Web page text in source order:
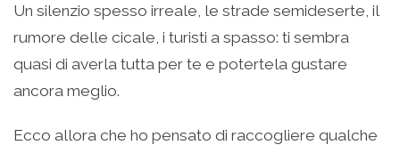
Un silenzio spesso irreale, le strade semideserte, il
rumore delle cicale, i turisti a spasso: ti sembra
quasi di averla tutta per te e potertela gustare
ancora meglio.
Ecco allora che ho pensato di raccogliere qualche